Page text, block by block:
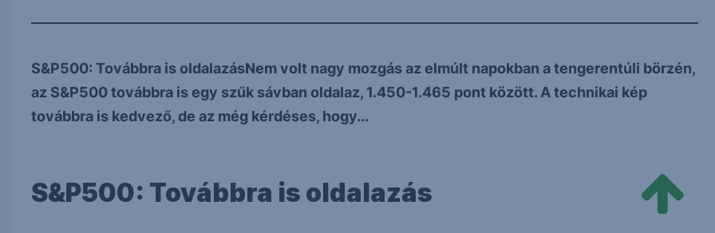
S&P500: Továbbra is oldalazásNem volt nagy mozgás az elmúlt napokban a tengerentúli börzén,
az S&P500 továbbra is egy szűk sávban oldalaz, 1.450-1.465 pont között. A technikai kép
továbbra is kedvező, de az még kérdéses, hogy...
S&P500: Továbbra is oldalazás